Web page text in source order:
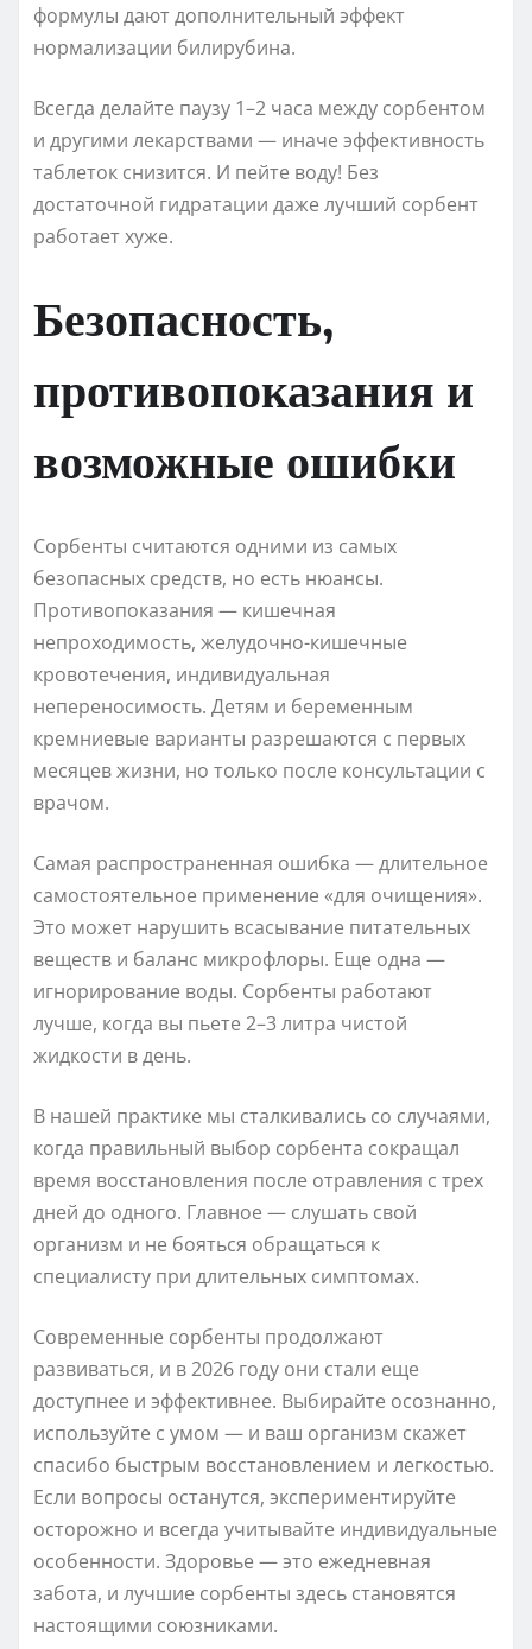
формулы дают дополнительный эффект
нормализации билирубина.
Всегда делайте паузу 1–2 часа между сорбентом
и другими лекарствами — иначе эффективность
таблеток снизится. И пейте воду! Без
достаточной гидратации даже лучший сорбент
работает хуже.
Безопасность,
противопоказания и
возможные ошибки
Сорбенты считаются одними из самых
безопасных средств, но есть нюансы.
Противопоказания — кишечная
непроходимость, желудочно-кишечные
кровотечения, индивидуальная
непереносимость. Детям и беременным
кремниевые варианты разрешаются с первых
месяцев жизни, но только после консультации с
врачом.
Самая распространенная ошибка — длительное
самостоятельное применение «для очищения».
Это может нарушить всасывание питательных
веществ и баланс микрофлоры. Еще одна —
игнорирование воды. Сорбенты работают
лучше, когда вы пьете 2–3 литра чистой
жидкости в день.
В нашей практике мы сталкивались со случаями,
когда правильный выбор сорбента сокращал
время восстановления после отравления с трех
дней до одного. Главное — слушать свой
организм и не бояться обращаться к
специалисту при длительных симптомах.
Современные сорбенты продолжают
развиваться, и в 2026 году они стали еще
доступнее и эффективнее. Выбирайте осознанно,
используйте с умом — и ваш организм скажет
спасибо быстрым восстановлением и легкостью.
Если вопросы останутся, экспериментируйте
осторожно и всегда учитывайте индивидуальные
особенности. Здоровье — это ежедневная
забота, и лучшие сорбенты здесь становятся
настоящими союзниками.